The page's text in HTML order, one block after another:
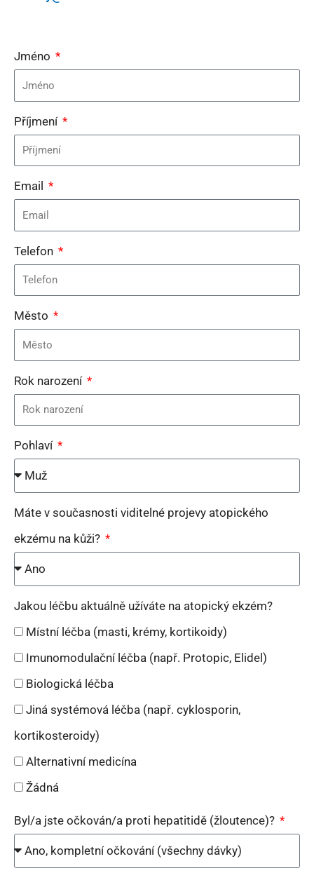
Jméno
Příjmení
Email
Telefon
Město
Rok narození
Pohlaví
Máte v současnosti viditelné projevy atopického
ekzému na kůži?
Jakou léčbu aktuálně užíváte na atopický ekzém?
Místní léčba (masti, krémy, kortikoidy)
Imunomodulační léčba (např. Protopic, Elidel)
Biologická léčba
Jiná systémová léčba (např. cyklosporin,
kortikosteroidy)
Alternativní medicína
Žádná
Byl/a jste očkován/a proti hepatitidě (žloutence)?